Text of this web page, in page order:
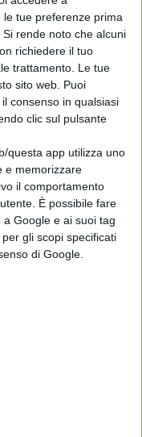
tue preferenze prima
Si rende noto che alcuni
richiedere il tuo
trattamento. Le tue
sito web. Puoi
consenso in qualsiasi
clic sul pulsante
questa app utilizza uno
e memorizzare
il comportamento
È possibile fare
Google e ai suoi tag
gli scopi specificati
di Google.